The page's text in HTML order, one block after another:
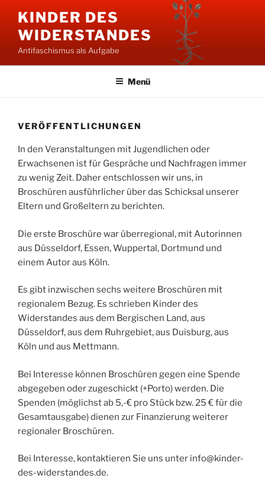
Inhalt
springen
KINDER DES
WIDERSTANDES
Antifaschismus als Aufgabe
Menü
VERÖFFENTLICHUNGEN
In den Veranstaltungen mit Jugendlichen oder
Erwachsenen ist für Gespräche und Nachfragen immer
zu wenig Zeit. Daher entschlossen wir uns, in
Broschüren ausführlicher über das Schicksal unserer
Eltern und Großeltern zu berichten.
Die erste Broschüre war überregional, mit Autorinnen
aus Düsseldorf, Essen, Wuppertal, Dortmund und
einem Autor aus Köln.
Es gibt inzwischen sechs weitere Broschüren mit
regionalem Bezug. Es schrieben Kinder des
Widerstandes aus dem Bergischen Land, aus
Düsseldorf, aus dem Ruhrgebiet, aus Duisburg, aus
Köln und aus Mettmann.
Bei Interesse können Broschüren gegen eine Spende
abgegeben oder zugeschickt (+Porto) werden. Die
Spenden (möglichst ab 5,-€ pro Stück bzw. 25 € für die
Gesamtausgabe) dienen zur Finanzierung weiterer
regionaler Broschüren.
Bei Interesse, kontaktieren Sie uns unter info@kinder-
des-widerstandes.de.